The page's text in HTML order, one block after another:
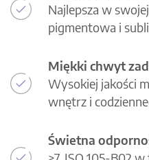
Najlepsza w
pigmentowa i
Miękki chwyt
Wysokiej jakości
wnętrz i
Świetna